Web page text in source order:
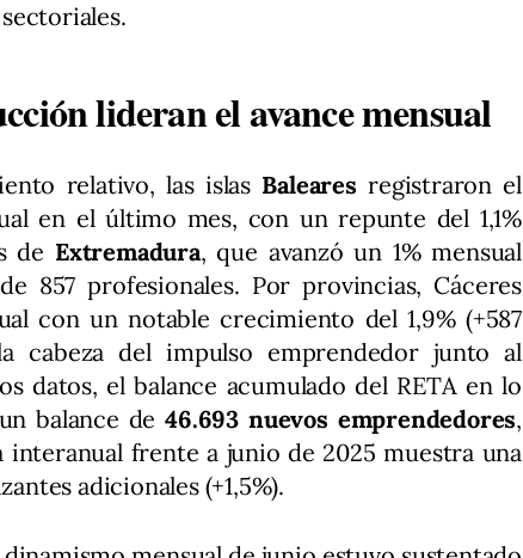
lideran el avance mensual
relativo, las islas Baleares registraron el
en el último mes, con un repunte del 1,1%
de Extremadura, que avanzó un 1% mensual
857 profesionales. Por provincias, Cáceres
con un notable crecimiento del 1,9% (+587
cabeza del impulso emprendedor junto al
datos, el balance acumulado del RETA en lo
balance de46.693 nuevos emprendedores,
frente a junio de 2025 muestra una
adicionales (+1,5%).